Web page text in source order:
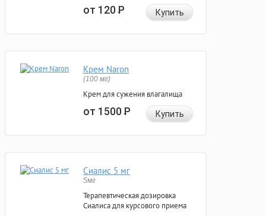
от 120Р Купить
Крем Naron
(100 мг)
Крем для сужения влагалища
от 1500Р Купить
Сиалис 5 мг
5мг
Терапевтическая дозировка
Сиалиса для курсового приема